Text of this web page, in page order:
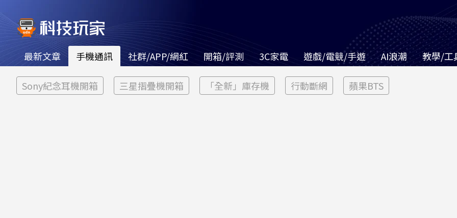
最新文章 手機通訊 社群/APP/網紅 開箱/評測 3C家電 遊戲/電競/手遊 AI浪潮 教學/工
Sony紀念耳機開箱 三星摺疊機開箱 「全新」庫存機 行動斷網 蘋果BTS